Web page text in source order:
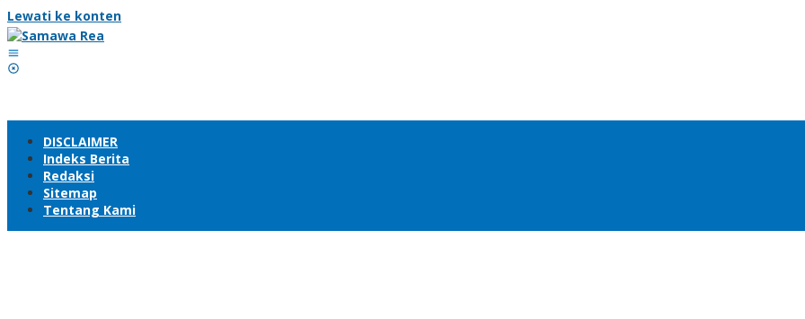
Lewati ke konten
DISCLAIMER
Indeks Berita
Redaksi
Sitemap
Tentang Kami